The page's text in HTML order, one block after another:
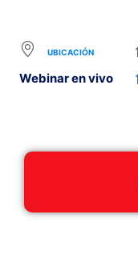
UBICACIÓN
Webinar en vivo